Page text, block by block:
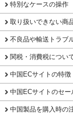
特別なケースの操作
取り扱いできない商
不良品や輸送トラブ
関税・消費税につい
中国ECサイトの特徴
中国ECサイトのセー
中国製品を購入時の